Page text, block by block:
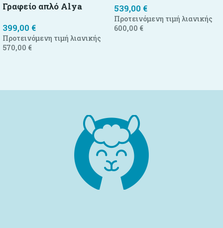
Γραφείο απλό Alya
399,00 €
Προτεινόμενη τιμή λιανικής
570,00 €
539,00 €
Προτεινόμενη τιμή λιανικής
600,00 €